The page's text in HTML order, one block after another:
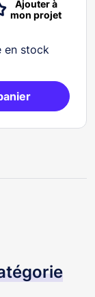
Ajouter à
mon projet
en stock